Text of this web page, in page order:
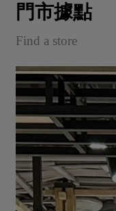
門市據點
Find a store